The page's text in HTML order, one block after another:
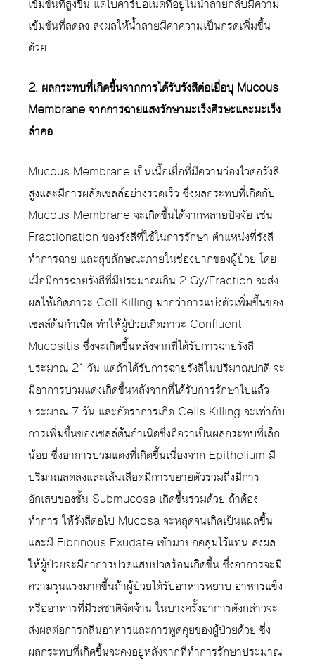
เข้มข้นที่สูงขึ้น แต่ไบคาร์บอเนตที่อยู่ในน้ำลายกลับมีความ
เข้มข้นที่ลดลง ส่งผลให้น้ำลายมีค่าความเป็นกรดเพิ่มขึ้น
ด้วย
2. ผลกระทบที่เกิดขึ้นจากการได้รับรังสีต่อเยื่อบุ Mucous
Membraneจากการฉายแสงรักษามะเร็งศีรษะและมะเร็ง
ลำคอ
Mucous Membrane เป็นเนื้อเยื่อที่มีความว่องไวต่อรังสี
สูงและมีการผลัดเซลล์อย่างรวดเร็ว ซึ่งผลกระทบที่เกิดกับ
Mucous Membrane จะเกิดขึ้นได้จากหลายปัจจัย เช่น
Fractionation ของรังสีที่ใช้ในการรักษา ตำแหน่งที่รังสี
ทำการฉาย และสุขลักษณะภายในช่องปากของผู้ป่วย โดย
เมื่อมีการฉายรังสีที่มีประมาณเกิน 2 Gy/Fraction จะส่ง
ผลให้เกิดภาวะ Cell Killing มากว่าการแบ่งตัวเพิ่มขึ้นของ
เซลล์ต้นกำเนิด ทำให้ผู้ป่วยเกิดภาวะ Confluent
Mucositis ซึ่งจะเกิดขึ้นหลังจากที่ได้รับการฉายรังสี
ประมาณ 21 วัน แต่ถ้าได้รับการฉายรังสีในปริมาณปกติ จะ
มีอาการบวมแดงเกิดขึ้นหลังจากที่ได้รับการรักษาไปแล้ว
ประมาณ 7 วัน และอัตราการเกิด Cells Killing จะเท่ากับ
การเพิ่มขึ้นของเซลล์ต้นกำเนิดซึ่งถือว่าเป็นผลกระทบที่เล็ก
น้อย ซึ่งอาการบวมแดงที่เกิดขึ้นเนื่องจาก Epithelium มี
ปริมาณลดลงและเส้นเลือดมีการขยายตัวรวมถึงมีการ
อักเสบของชั้น Submucosa เกิดขึ้นร่วมด้วย ถ้าต้อง
ทำการ ให้รังสีต่อไป Mucosa จะหลุดจนเกิดเป็นแผลขึ้น
และมี Fibrinous Exudate เข้ามาปกคลุมไว้แทน ส่งผล
ให้ผู้ป่วยจะมีอาการปวดแสบปวดร้อนเกิดขึ้น ซึ่งอาการจะมี
ความรุนแรงมากขึ้นถ้าผู้ป่วยได้รับอาหารหยาบ อาหารแข็ง
หรืออาหารที่มีรสชาติจัดจ้าน ในบางครั้งอาการดังกล่าวจะ
ส่งผลต่อการกลืนอาหารและการพูดคุยของผู้ป่วยด้วย ซึ่ง
ผลกระทบที่เกิดขึ้นจะคงอยู่หลังจากที่ทำการรักษาประมาณ